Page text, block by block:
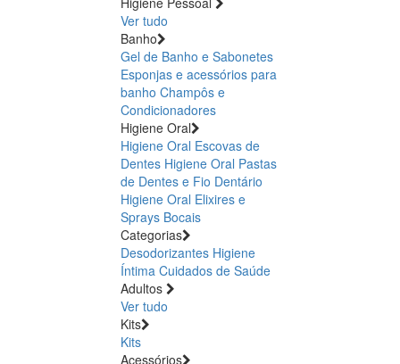
Ver tudo
Banho
Gel de Banho e Sabonetes
Esponjas e acessórios para
banho Champôs e
Condicionadores
Higiene Oral
Higiene Oral Escovas de
Dentes Higiene Oral Pastas
de Dentes e Fio Dentário
Higiene Oral Elixires e
Sprays Bocais
Categorias
Desodorizantes Higiene
Íntima Cuidados de Saúde
Adultos
Ver tudo
Kits
Kits
Acessórios